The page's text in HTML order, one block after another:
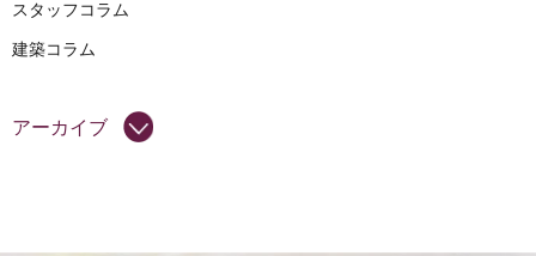
スタッフコラム
建築コラム
アーカイブ